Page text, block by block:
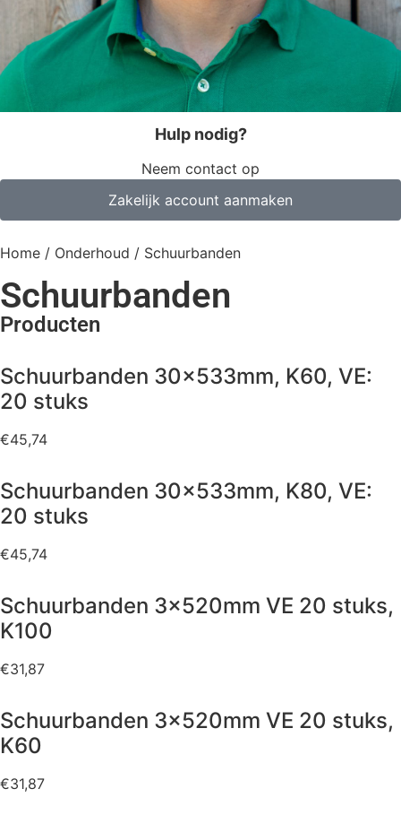
Hulp nodig?
Neem contact op
Zakelijk account aanmaken
Home / Onderhoud / Schuurbanden
Schuurbanden
Producten
Schuurbanden 30x533mm, K60, VE:
20 stuks
€45,74
Schuurbanden 30x533mm, K80, VE:
20 stuks
€45,74
Schuurbanden 3x520mm VE 20 stuks,
K100
€31,87
Schuurbanden 3x520mm VE 20 stuks,
K60
€31,87